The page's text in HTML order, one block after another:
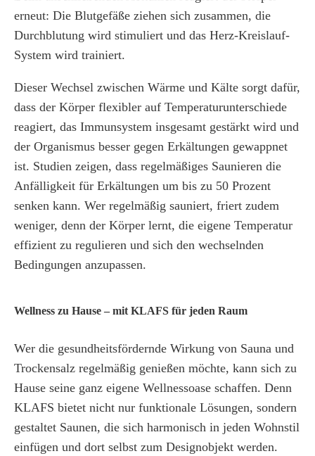
erneut: Die Blutgefäße ziehen sich zusammen, die
Durchblutung wird stimuliert und das Herz-Kreislauf-
System wird trainiert.
Dieser Wechsel zwischen Wärme und Kälte sorgt dafür,
dass der Körper flexibler auf Temperaturunterschiede
reagiert, das Immunsystem insgesamt gestärkt wird und
der Organismus besser gegen Erkältungen gewappnet
ist. Studien zeigen, dass regelmäßiges Saunieren die
Anfälligkeit für Erkältungen um bis zu 50 Prozent
senken kann. Wer regelmäßig sauniert, friert zudem
weniger, denn der Körper lernt, die eigene Temperatur
effizient zu regulieren und sich den wechselnden
Bedingungen anzupassen.
Wellness zu Hause – mit KLAFS für jeden Raum
Wer die gesundheitsfördernde Wirkung von Sauna und
Trockensalz regelmäßig genießen möchte, kann sich zu
Hause seine ganz eigene Wellnessoase schaffen. Denn
KLAFS bietet nicht nur funktionale Lösungen, sondern
gestaltet Saunen, die sich harmonisch in jeden Wohnstil
einfügen und dort selbst zum Designobjekt werden.